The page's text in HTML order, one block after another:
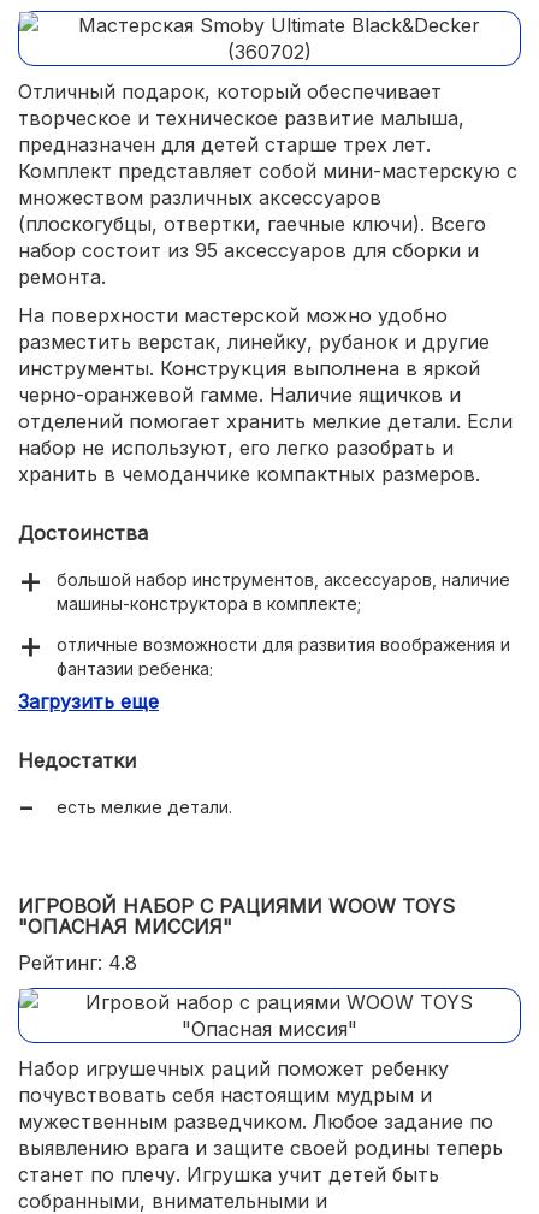
Отличный подарок, который обеспечивает
творческое и техническое развитие малыша,
предназначен для детей старше трех лет.
Комплект представляет собой мини-мастерскую с
множеством различных аксессуаров
(плоскогубцы, отвертки, гаечные ключи). Всего
набор состоит из 95 аксессуаров для сборки и
ремонта.
На поверхности мастерской можно удобно
разместить верстак, линейку, рубанок и другие
инструменты. Конструкция выполнена в яркой
черно-оранжевой гамме. Наличие ящичков и
отделений помогает хранить мелкие детали. Если
набор не используют, его легко разобрать и
хранить в чемоданчике компактных размеров.
Достоинства
большой набор инструментов, аксессуаров, наличие
машины-конструктора в комплекте;
отличные возможности для развития воображения и
фантазии ребенка;
улучшение мелкой моторики руки ребенка;
удобного хранения элементов набора;
Загрузить еще
Недостатки
есть мелкие детали.
ИГРОВОЙ НАБОР С РАЦИЯМИ WOOW TOYS
"ОПАСНАЯ МИССИЯ"
Рейтинг: 4.8
Набор игрушечных раций поможет ребенку
почувствовать себя настоящим мудрым и
мужественным разведчиком. Любое задание по
выявлению врага и защите своей родины теперь
станет по плечу. Игрушка учит детей быть
собранными, внимательными и